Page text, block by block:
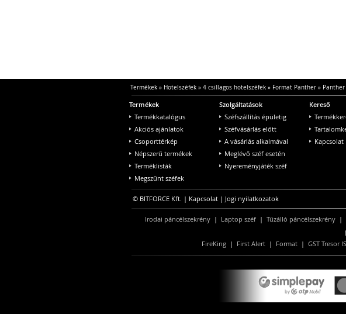
Termékek» Hotelszéfek» 4 csillagos hotelszéfek» Format Panther» Panther
Termékek
Termékkatalógus
Akciós ajánlatok
Csoporttérkép
Népszerű termékek
Terméklisták
Megszűnt széfek
Szolgáltatások
Széfszállítás épületig
Széfvásárlás előtt
A vásárlás alkalmával
Meglévő széf esetén
Nyereményjáték széf
Kereső
Kapcsolat
© BITFORCE Kft. | Kapcsolat | Jogi nyilatkozatok
Irodai páncélszekrény| Laptop széf| Tűzálló páncélszekrény|
FireKing | First Alert | Format | GST Tresor